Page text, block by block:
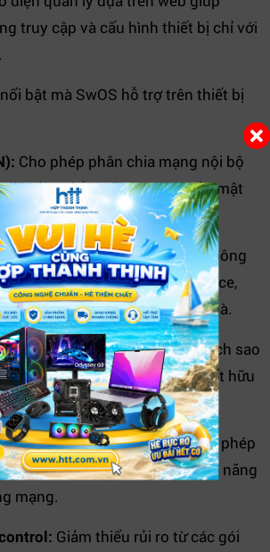
truy cập và cấu hình thiết bị chỉ với
bật mà SwOS hỗ trợ trên thiết bị
Cho phép phân chia mạng nội bộ
độc lập nhằm tăng cường bảo mật
dữ liệu hiệu quả.
Thiết lập ưu tiên băng thông
quan trọng như video conference,
lượng dịch vụ ổn định, mượt mà.
sát lưu lượng mạng bằng cách sao
cổng sang cổng giám sát – rất hữu
và bảo mật mạng.
truy cập mạng bằng cách cho phép
địa chỉ MAC, nâng cao khả năng
mạng.
Giảm thiểu rủi ro từ các gói